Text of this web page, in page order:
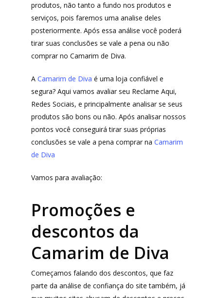
produtos, não tanto a fundo nos produtos e
serviços, pois faremos uma analise deles
posteriormente. Após essa análise você poderá
tirar suas conclusões se vale a pena ou não
comprar no Camarim de Diva.
A Camarim de Diva é uma loja confiável e
segura? Aqui vamos avaliar seu Reclame Aqui,
Redes Sociais, e principalmente analisar se seus
produtos são bons ou não. Após analisar nossos
pontos você conseguirá tirar suas próprias
conclusões se vale a pena comprar na Camarim
de Diva
Vamos para avaliação:
Promoções e
descontos da
Camarim de Diva
Começamos falando dos descontos, que faz
parte da análise de confiança do site também, já